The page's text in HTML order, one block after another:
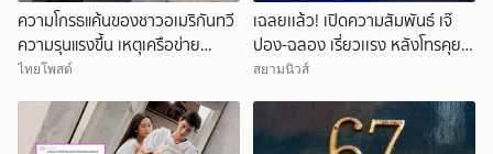
ความโกรธแค้นของชาวอเมริกันทวี
ความรุนแรงขึ้น เหตุเครือข่าย
กล้องCCTVละเมิดความเป็นส่วน
ไทยโพสต์
เฉลยเเล้ว! เปิดความสัมพันธ์ เจ๊
ปอง-ฉลอง เรี่ยวเเรง หลังโทรคุย
กลางรายการ
สยามนิวส์